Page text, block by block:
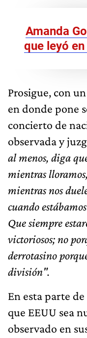
Amanda
que leyó
Prosigue, con
en donde pone
concierto de
observada y
al menos, diga
mientras
mientras nos
cuando
Que siempre
victoriosos; no
derrotasino
división".
En esta parte
que EEUU sea
observado en